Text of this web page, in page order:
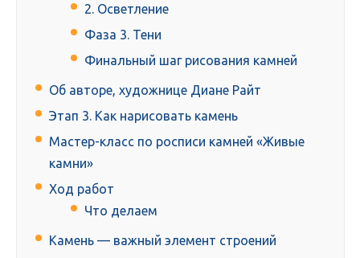
2. Осветление
Фаза 3. Тени
Финальный шаг рисования камней
Об авторе, художнице Диане Райт
Этап 3. Как нарисовать камень
Мастер-класс по росписи камней «Живые
камни»
Ход работ
Что делаем
Камень — важный элемент строений